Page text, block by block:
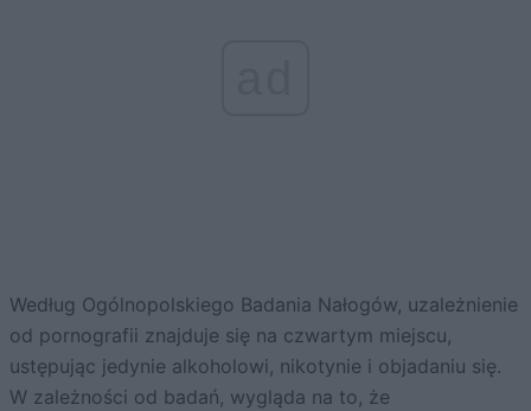
Według Ogólnopolskiego Badania Nałogów, uzależnienie
od pornografii znajduje się na czwartym miejscu,
ustępując jedynie alkoholowi, nikotynie i objadaniu się.
W zależności od badań, wygląda na to, że